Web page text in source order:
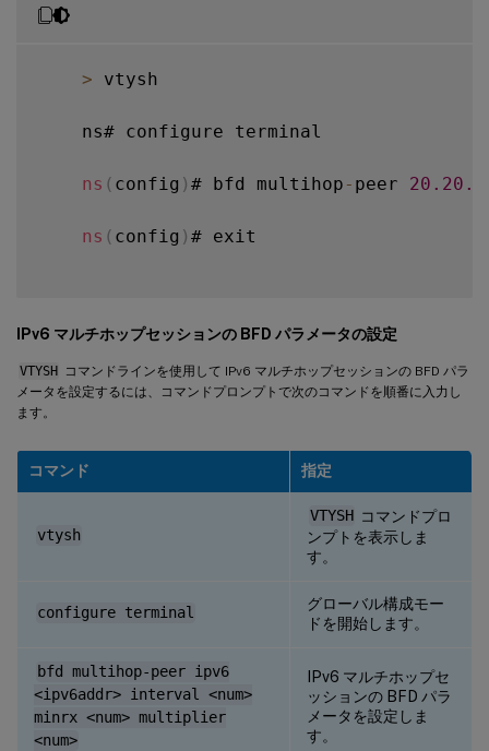
> vtysh
    ns# configure terminal
ns ( config ) # bfd multihop - peer 20.20
ns ( config ) # exit
IPv6 マルチホップセッションの BFD パラメータの設定
VTYSH コマンドラインを使用して IPv6 マルチホップセッションの BFD パラ
メータを設定するには、コマンドプロンプトで次のコマンドを順番に入力し
ます。
コマンド 指定
vtysh
VTYSH
コマンドプロ
ンプトを表示しま
す。
configure terminal
グローバル構成モー
ドを開始します。
bfd multihop-peer ipv6
<ipv6addr> interval <num>
minrx <num> multiplier
<num>
IPv6 マルチホップセ
ッションの BFD パラ
メータを設定しま
す。